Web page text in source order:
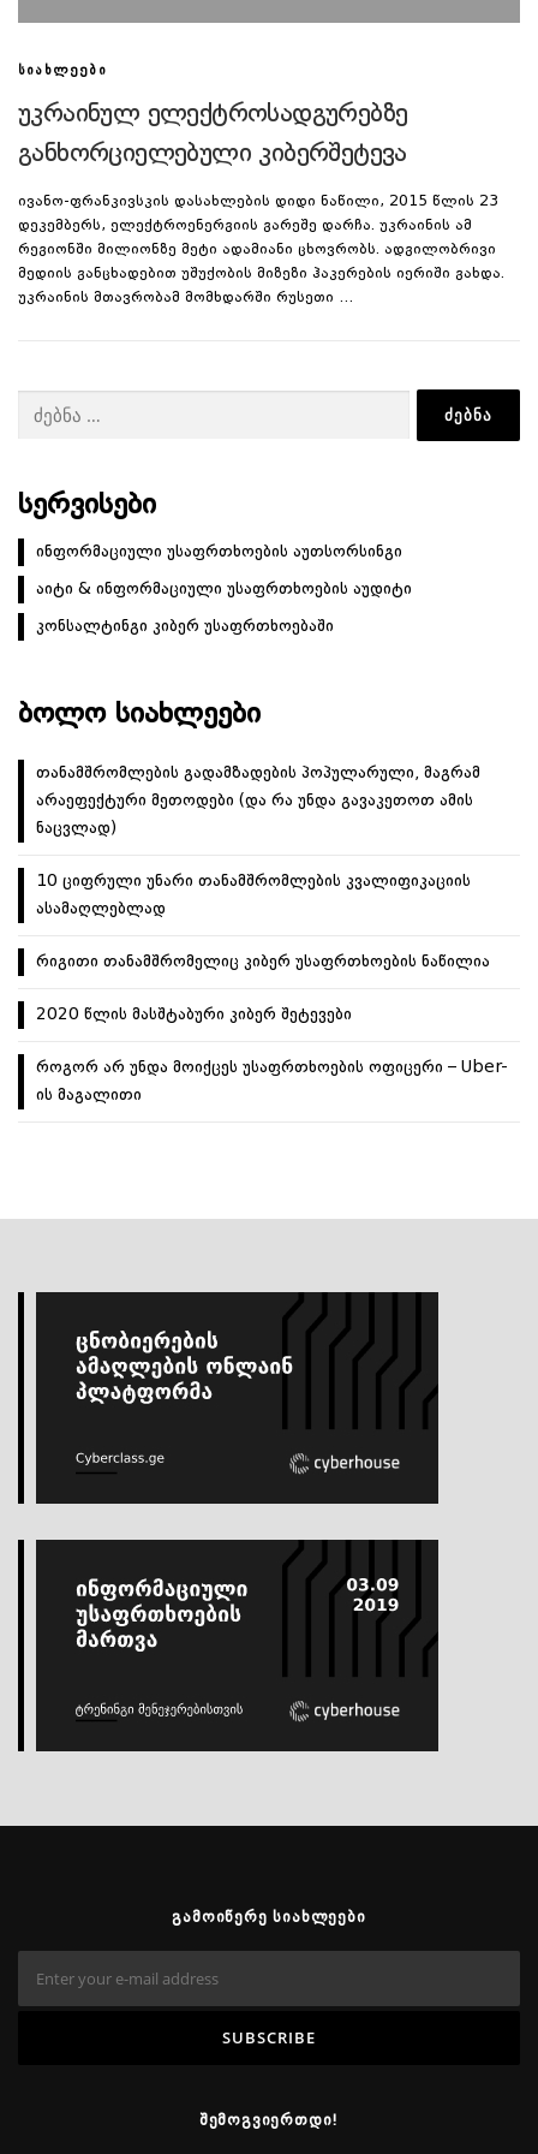
ᲡᲘᲐᲮᲚᲔᲔᲑᲘ
უკრაინულ ელექტროსადგურებზე
განხორციელებული კიბერშეტევა
ივანო-ფრანკივსკის დასახლების დიდი ნაწილი, 2015 წლის 23
დეკემბერს, ელექტროენერგიის გარეშე დარჩა. უკრაინის ამ
რეგიონში მილიონზე მეტი ადამიანი ცხოვრობს. ადგილობრივი
მედიის განცხადებით უშუქობის მიზეზი ჰაკერების იერიში გახდა.
უკრაინის მთავრობამ მომხდარში რუსეთი …
ᲡᲔᲠᲕᲘᲡᲔᲑᲘ
ინფორმაციული უსაფრთხოების აუთსორსინგი
აიტი & ინფორმაციული უსაფრთხოების აუდიტი
კონსალტინგი კიბერ უსაფრთხოებაში
ᲑᲝᲚᲝ ᲡᲘᲐᲮᲚᲔᲔᲑᲘ
თანამშრომლების გადამზადების პოპულარული, მაგრამ
არაეფექტური მეთოდები (და რა უნდა გავაკეთოთ ამის
ნაცვლად)
10 ციფრული უნარი თანამშრომლების კვალიფიკაციის
ასამაღლებლად
რიგითი თანამშრომელიც კიბერ უსაფრთხოების ნაწილია
2020 წლის მასშტაბური კიბერ შეტევები
როგორ არ უნდა მოიქცეს უსაფრთხოების ოფიცერი – Uber-
ის მაგალითი
ᲒᲐᲛᲝᲘᲬᲔᲠᲔ ᲡᲘᲐᲮᲚᲔᲔᲑᲘ
ᲨᲔᲛᲝᲒᲕᲘᲔᲠᲗᲓᲘ!